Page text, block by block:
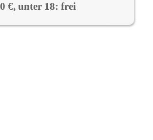
€, unter 18: frei